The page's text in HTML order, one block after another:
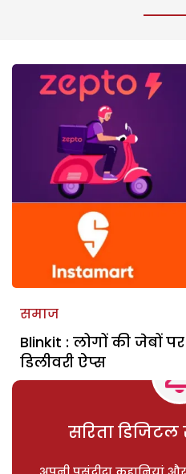
समाज
Blinkit : लोगों की जेबों
डिलीवरी ऐप्स
सरिता